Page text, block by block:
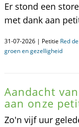
Er stond een
met dank aan
31-07-2026 | Petitie Red
groen en gezelligheid
Aandacht
aan onze
Zo'n vijf uur